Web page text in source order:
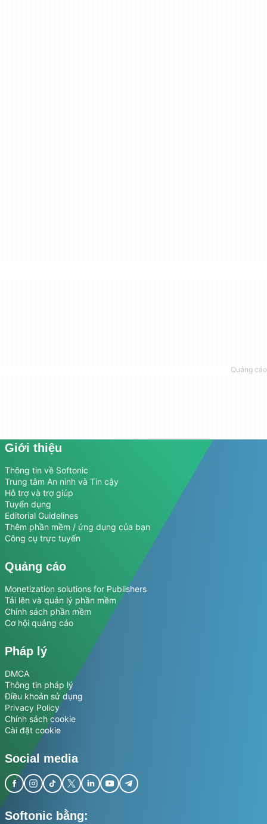
Giới thiệu
Thông tin về Softonic
Trung tâm An ninh và Tin cậy
Hỗ trợ và trợ giúp
Tuyển dụng
Editorial Guidelines
Thêm phần mềm / ứng dụng của bạn
Công cụ trực tuyến
Quảng cáo
Monetization solutions for Publishers
Tải lên và quản lý phần mềm
Chính sách phần mềm
Cơ hội quảng cáo
Pháp lý
DMCA
Thông tin pháp lý
Điều khoản sử dụng
Privacy Policy
Chính sách cookie
Cài đặt cookie
Social media
Softonic bằng: